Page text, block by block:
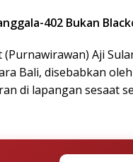
402 Bukan
Aji
Bali, disebabkan oleh
di lapangan sesaat